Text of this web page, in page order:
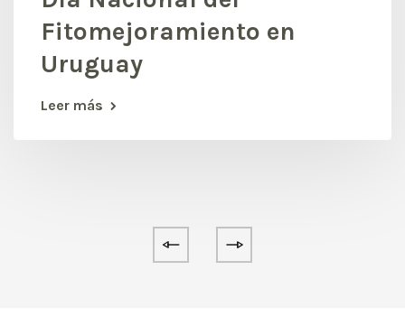
Fitomejoramiento en
Uruguay
Leer más